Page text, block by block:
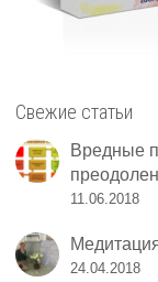
Свежие статьи
Вредные
11.06.2018
24.04.2018